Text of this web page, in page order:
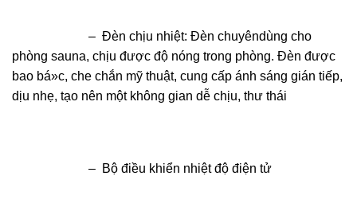
– Đèn chịu nhiệt: Đèn chuyêndùng cho
phòng sauna, chịu được độ nóng trong phòng. Đèn được
bao bá»c, che chắn mỹ thuật, cung cấp ánh sáng gián tiếp,
dịu nhẹ, tạo nên một không gian dễ chịu, thư thái
– Bộ điều khiển nhiệt độ điện tử